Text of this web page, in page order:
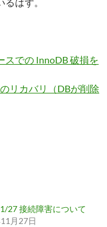
スでの InnoDB 破損を
リカバリ（DBが削除
27 接続障害について
月27日